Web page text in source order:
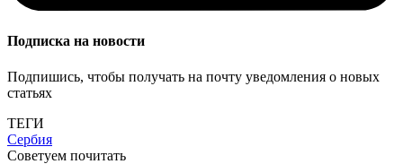
Подписка на новости
Подпишись, чтобы получать на почту уведомления о новых
статьях
ТЕГИ
Сербия
Советуем почитать